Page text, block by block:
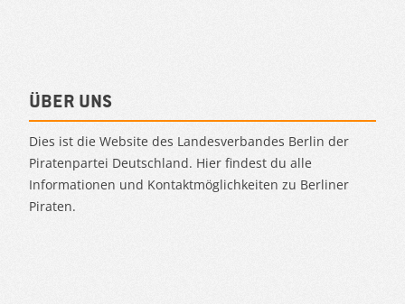
Über uns
Dies ist die Website des Landesverbandes Berlin der
Piratenpartei Deutschland. Hier findest du alle
Informationen und Kontaktmöglichkeiten zu Berliner
Piraten.